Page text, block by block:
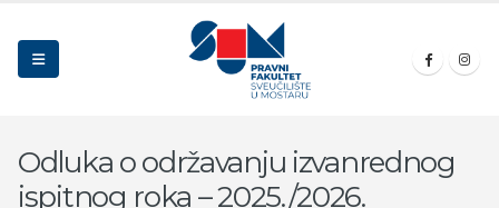
Odluka o održavanju izvanrednog
ispitnog roka – 2025./2026.